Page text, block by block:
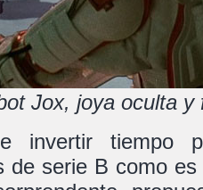
Jox, joya oculta y
invertir tiempo
de serie B como es